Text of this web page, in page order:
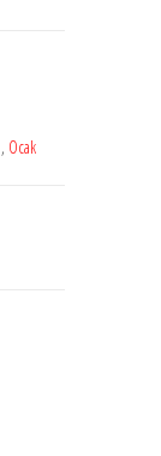
, Ocak